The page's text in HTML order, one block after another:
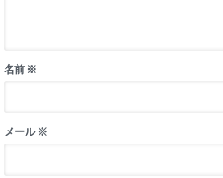
名前 ※
メール※